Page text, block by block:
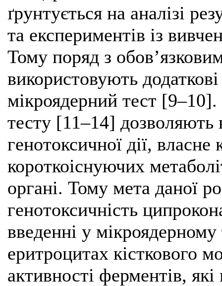
ґрунтується на аналізі
та експериментів із
Тому поряд з
використовують
мікроядерний тест
тесту [11–14] дозволяють
генотоксичної дії,
короткоіснуючих
органі. Тому мета даної
генотоксичність
введенні у мікроядерному
еритроцитах кісткового
активності ферментів,